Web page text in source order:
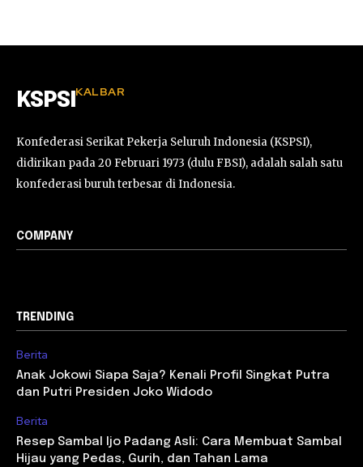
KSPSIKALBAR
Konfederasi Serikat Pekerja Seluruh Indonesia (KSPSI),
didirikan pada 20 Februari 1973 (dulu FBSI), adalah salah satu
konfederasi buruh terbesar di Indonesia.
COMPANY
TRENDING
Berita
Anak Jokowi Siapa Saja? Kenali Profil Singkat Putra
dan Putri Presiden Joko Widodo
Berita
Resep Sambal Ijo Padang Asli: Cara Membuat Sambal
Hijau yang Pedas, Gurih, dan Tahan Lama